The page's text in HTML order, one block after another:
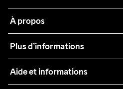
À propos
Plus d’informations
Teamwear
Aide et informations